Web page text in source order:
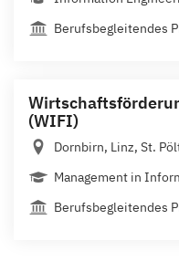
Berufsbegleitendes
(WIFI)
Dornbirn, Linz, St.
Management in
Berufsbegleitendes